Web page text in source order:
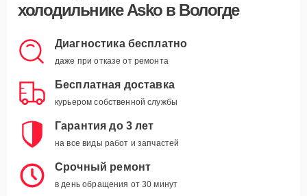
холодильнике Asko в Вологде
Диагностика бесплатно
даже при отказе от ремонта
Бесплатная доставка
курьером собственной службы
Гарантия до 3 лет
на все виды работ и запчастей
Срочный ремонт
в день обращения от 30 минут